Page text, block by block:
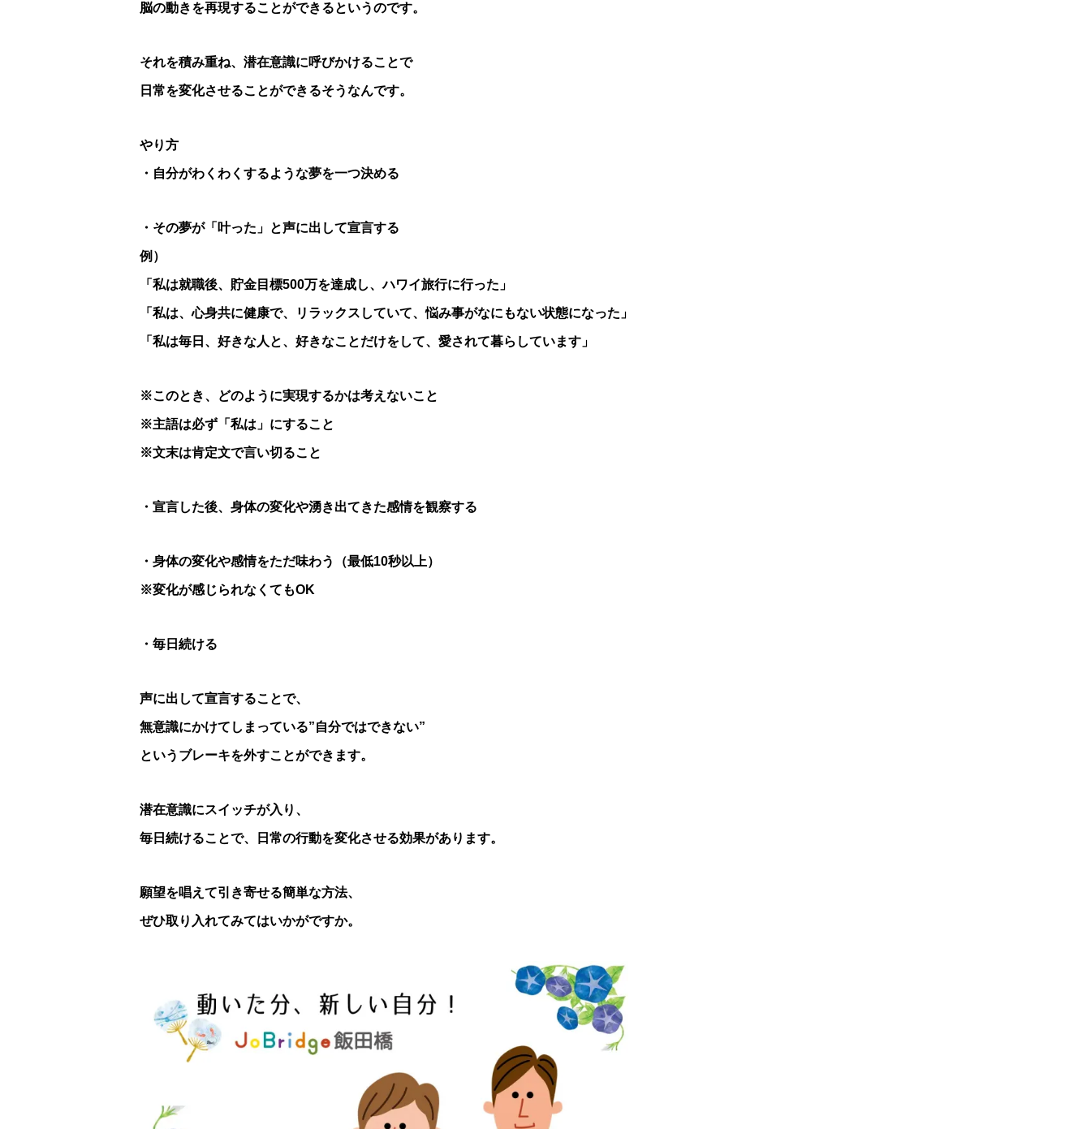
脳の動きを再現することができるというのです。
それを積み重ね、潜在意識に呼びかけることで
日常を変化させることができるそうなんです。
やり方
・自分がわくわくするような夢を一つ決める
・その夢が「叶った」と声に出して宣言する
例）
「私は就職後、貯金目標500万を達成し、ハワイ旅行に行った」
「私は、心身共に健康で、リラックスしていて、悩み事がなにもない状態になった」
「私は毎日、好きな人と、好きなことだけをして、愛されて暮らしています」
※このとき、どのように実現するかは考えないこと
※主語は必ず「私は」にすること
※文末は肯定文で言い切ること
・宣言した後、身体の変化や湧き出てきた感情を観察する
・身体の変化や感情をただ味わう（最低10秒以上）
※変化が感じられなくてもOK
・毎日続ける
声に出して宣言することで、
無意識にかけてしまっている”自分ではできない”
というブレーキを外すことができます。
潜在意識にスイッチが入り、
毎日続けることで、日常の行動を変化させる効果があります。
願望を唱えて引き寄せる簡単な方法、
ぜひ取り入れてみてはいかがですか。